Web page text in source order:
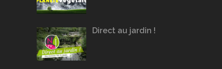
Direct au jardin !